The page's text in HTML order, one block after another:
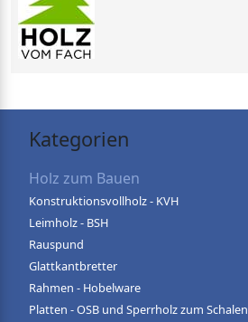
Kategorien
Holz zum Bauen
Konstruktionsvollholz - KVH
Leimholz - BSH
Rauspund
Glattkantbretter
Rahmen - Hobelware
Platten - OSB und Sperrholz zum Schalen